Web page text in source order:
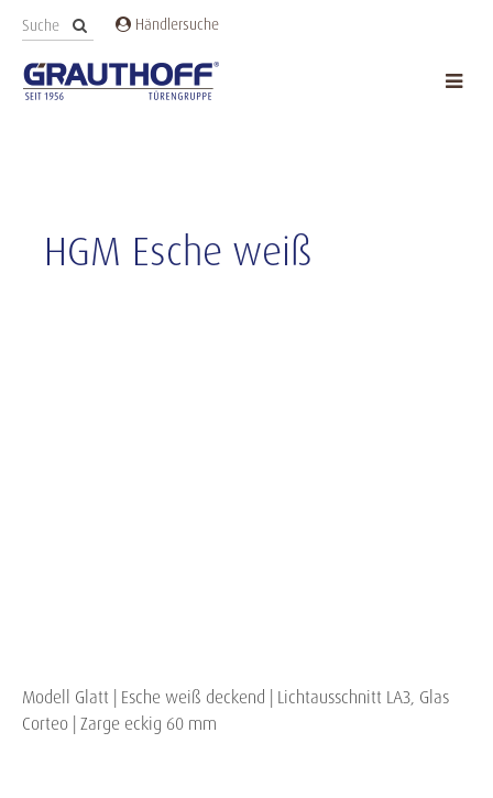
Händlersuche
HGM Esche weiß
Modell Glatt | Esche weiß deckend | Lichtausschnitt LA3, Glas
Corteo | Zarge eckig 60 mm